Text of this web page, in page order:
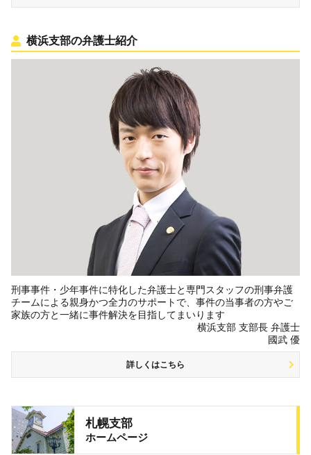
横浜支部の弁護士紹介
刑事事件・少年事件に特化した弁護士と専門スタッフの刑事弁護
チームによる親身かつ全力のサポートで、事件の当事者の方やご
家族の方と一緒に事件解決を目指してまいります
横浜支部 支部長 弁護士
國武 優
詳しくはこちら
札幌支部
ホームページ